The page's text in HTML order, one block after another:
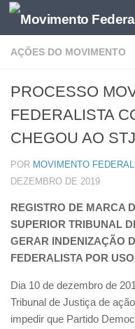
AÇÕES DO MOVIMENTO
PROCESSO
FEDERALISTA
CHEGOU AO STJ
POR MOVIMENTO
DEZEMBRO DE 2019
REGISTRO DE MARCA
SUPERIOR TRIBUNAL
GERAR INDENIZAÇÃO
FEDERALISTA POR
Dia 10 de dezembro de
Tribunal de Justiça de
impedir que Partido